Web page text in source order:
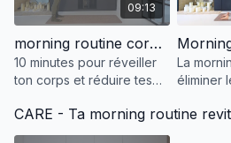
09:13
morning routine corps souple intensité 1
10 minutes pour réveiller
ton corps et réduire tes
La
éliminer
nuit et
CARE - Ta morning routine